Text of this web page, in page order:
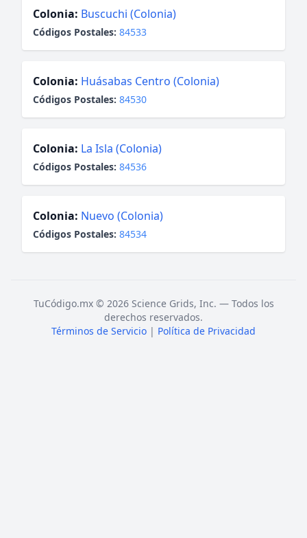
Colonia: Buscuchi (Colonia)
Códigos Postales: 84533
Colonia: Huásabas Centro (Colonia)
Códigos Postales: 84530
Colonia: La Isla (Colonia)
Códigos Postales: 84536
Colonia: Nuevo (Colonia)
Códigos Postales: 84534
TuCódigo.mx © 2026 Science Grids, Inc. — Todos los
derechos reservados.
Términos de Servicio | Política de Privacidad